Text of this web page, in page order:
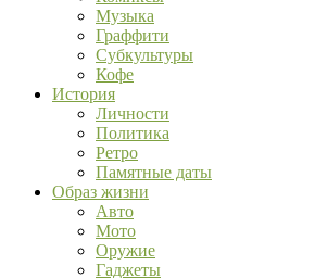
Музыка
Граффити
Субкультуры
Кофе
История
Личности
Политика
Ретро
Памятные даты
Образ жизни
Авто
Мото
Оружие
Гаджеты